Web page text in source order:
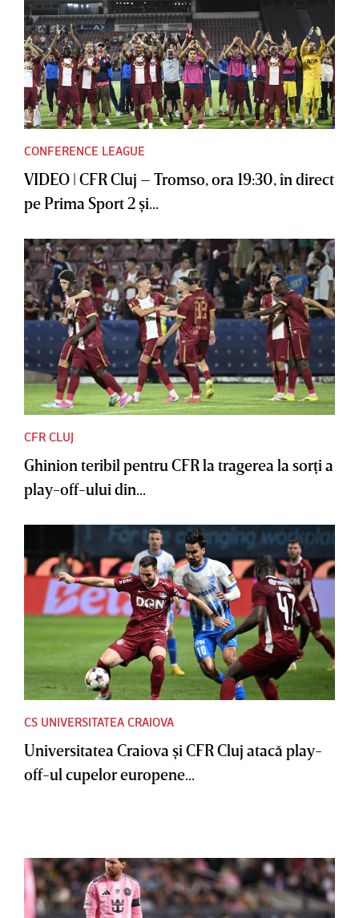
CONFERENCE LEAGUE
VIDEO | CFR Cluj – Tromso, ora 19:30, în direct
pe Prima Sport 2 şi...
CFR CLUJ
Ghinion teribil pentru CFR la tragerea la sorţi a
play-off-ului din...
CS UNIVERSITATEA CRAIOVA
Universitatea Craiova şi CFR Cluj atacă play-
off-ul cupelor europene...